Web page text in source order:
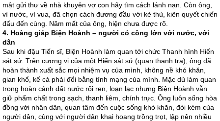
mật gửi thư về nhà khuyên vợ con hãy tìm cách lánh nạn. Còn ông,
vì nước, vì vua, đã chọn cách đương đầu với kẻ thù, kiên quyết chiến
đấu đến cùng. Năm mất của ông, hiện chưa được rõ.
4. Hoàng giáp Biện Hoành – người có công lớn với nước, với
dân
Sau khi đậu Tiến sĩ, Biện Hoành làm quan tới chức Thanh hình Hiến
sát sứ. Trên cương vị của một Hiến sát sứ (quan thanh tra), ông đã
hoàn thành xuất sắc mọi nhiệm vụ của mình, không nề khó khăn,
gian khổ, kể cả phải đổi bằng tính mạng của mình. Mặc dù làm quan
trong hoàn cảnh đất nước rối ren, loạn lạc nhưng Biện Hoành vẫn
giữ phẩm chất trong sạch, thanh liêm, chính trực. Ông luôn sống hòa
đồng với nhân dân, quan tâm đến cuộc sống khó khăn, đói kém của
người dân, cùng với người dân khai hoang trồng trọt, lập nên nhiều